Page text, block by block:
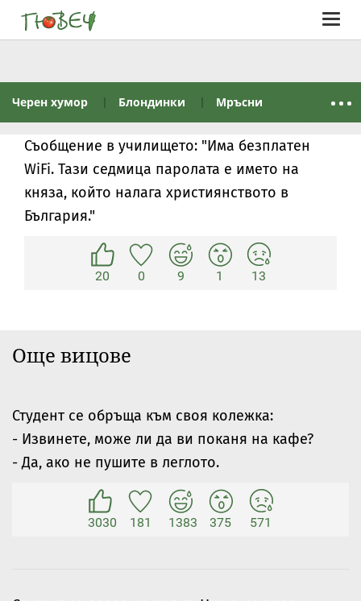
Черен хумор Блондинки Мръсни
Съобщение в училището: "Има безплатен
WiFi. Тази седмица паролата е името на
княза, който налага християнството в
България."
20 0 9 1 13
Още вицове
Студент се обръща към своя колежка:
- Извинете, може ли да ви поканя на кафе?
- Да, ако не пушите в леглото.
3030 181 1383 375 571